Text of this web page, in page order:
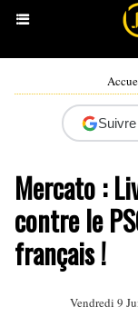
Mercato :
contre le
français !
Vendredi 9